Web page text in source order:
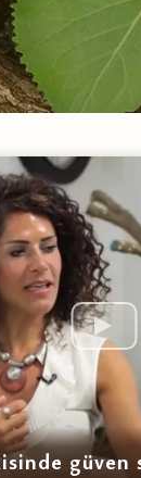
güven